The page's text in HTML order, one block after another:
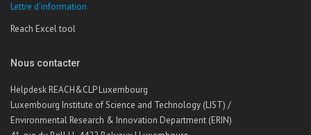
Lettre d'information
Reach Excel tool
Nous contacter
Helpdesk REACH&CLP Luxembourg
Luxembourg Institute of Science and Technology (LIST) /
Environmental Research & Innovation Department (ERIN)